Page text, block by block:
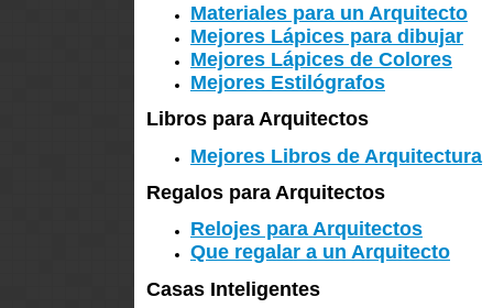
Materiales para un Arquitecto
Mejores Lápices para dibujar
Mejores Lápices de Colores
Mejores Estilógrafos
Libros para Arquitectos
Mejores Libros de Arquitectura
Regalos para Arquitectos
Relojes para Arquitectos
Que regalar a un Arquitecto
Casas Inteligentes